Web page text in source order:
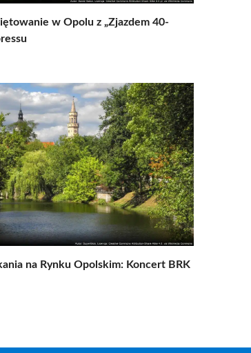
w Opolu z „Zjazdem 40-
na Rynku Opolskim: Koncert BRK